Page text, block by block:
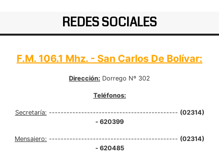
REDES SOCIALES
F.M. 106.1 Mhz. - San Carlos De Bolívar:
Dirección: Dorrego Nº 302
Teléfonos:
Secretaría: -------------------------------------------- (02314)
- 620399
Mensajero: -------------------------------------------- (02314)
- 620485